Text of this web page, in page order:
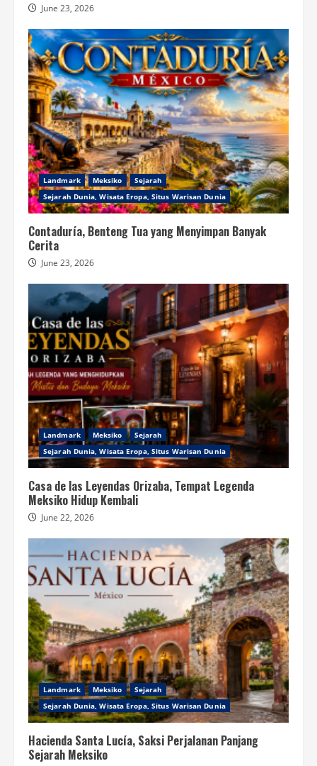
June 23, 2026
Landmark Meksiko
Sejarah
Sejarah Dunia, Wisata Eropa, Situs Warisan Dunia
Contaduría, Benteng Tua yang Menyimpan Banyak
Cerita
June 23, 2026
Landmark Meksiko
Sejarah
Sejarah Dunia, Wisata Eropa, Situs Warisan Dunia
Casa de las Leyendas Orizaba, Tempat Legenda
Meksiko Hidup Kembali
June 22, 2026
Landmark Meksiko
Sejarah
Sejarah Dunia, Wisata Eropa, Situs Warisan Dunia
Hacienda Santa Lucía, Saksi Perjalanan Panjang
Sejarah Meksiko